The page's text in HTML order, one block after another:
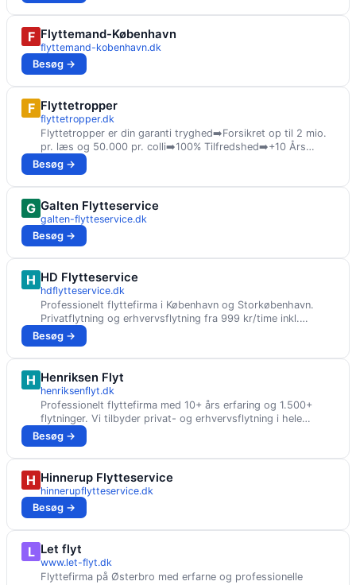
F Flyttemand-København
flyttemand-kobenhavn.dk
Besøg →
F Flyttetropper
flyttetropper.dk
Flyttetropper er din garanti tryghed➡️Forsikret op til 2 mio.
pr. læs og 50.000 pr. colli➡️100% Tilfredshed➡️+10 Års
Erfaring➡️
Besøg →
G Galten Flytteservice
galten-flytteservice.dk
Besøg →
H HD Flytteservice
hdflytteservice.dk
Professionelt flyttefirma i København og Storkøbenhavn.
Privatflytning og erhvervsflytning fra 999 kr/time inkl.
moms. 100% forsikret. Ingen skjulte gebyrer.
Besøg →
H Henriksen Flyt
henriksenflyt.dk
Professionelt flyttefirma med 10+ års erfaring og 1.500+
flytninger. Vi tilbyder privat- og erhvervsflytning i hele
Danmark. Få et gratis tilbud i dag.
Besøg →
H Hinnerup Flytteservice
hinnerupflytteservice.dk
Besøg →
L Let flyt
www.let-flyt.dk
Flyttefirma på Østerbro med erfarne og professionelle